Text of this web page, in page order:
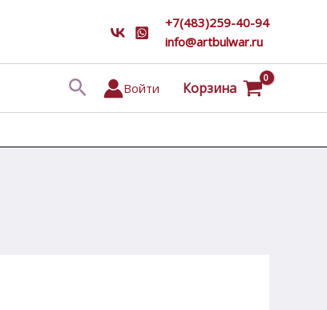
+7(483)259-40-94
info@artbulwar.ru
ПоискВойти Корзина